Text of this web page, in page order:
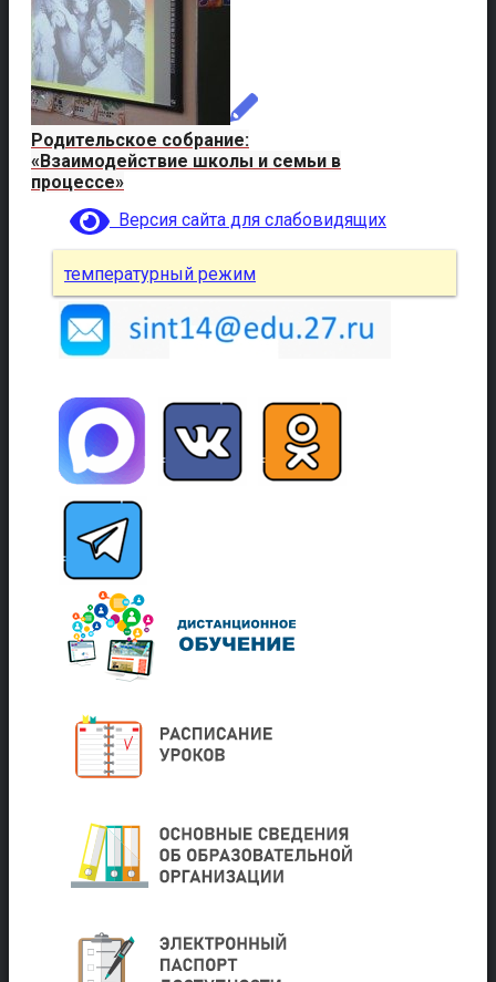
Родительское собрание:
«Взаимодействие школы и семьи в
процессе»
Версия сайта для слабовидящих
температурный режим